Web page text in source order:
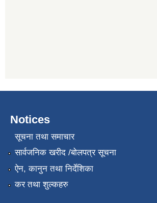
Notices
सूचना तथा समाचार
सार्वजनिक खरीद /बोलपत्र सूचना
ऐन, कानुन तथा निर्देशिका
कर तथा शुल्कहरु